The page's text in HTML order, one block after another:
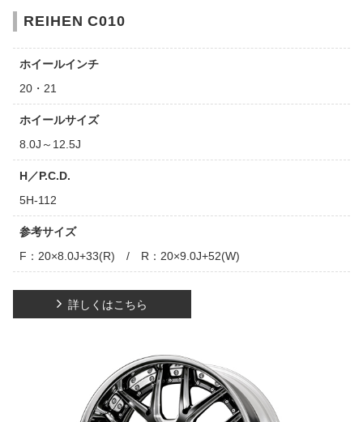
REIHEN C010
ホイールインチ
20・21
ホイールサイズ
8.0J～12.5J
H／P.C.D.
5H-112
参考サイズ
F：20×8.0J+33(R) / R：20×9.0J+52(W)
詳しくはこちら